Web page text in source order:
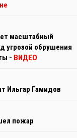
масштабный
угрозой обрушения
- ВИДЕО
Ильгар Гамидов
пожар